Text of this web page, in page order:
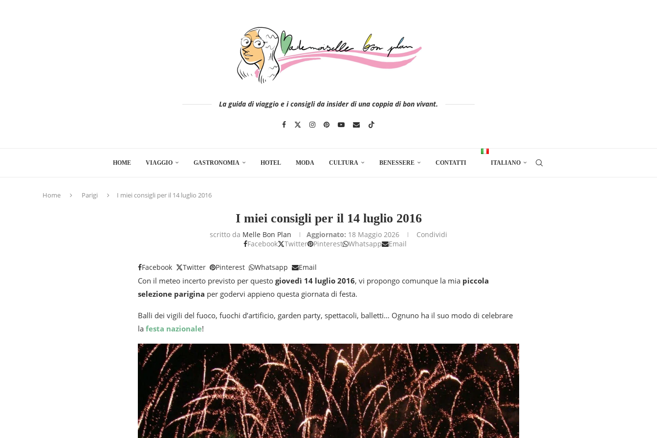
La guida di viaggio e i consigli da insider di una coppia di bon vivant.
HOME VIAGGIO GASTRONOMIA HOTEL MODA CULTURA BENESSERE CONTATTI ITALIANO
Home Parigi I miei consigli per il 14 luglio 2016
I miei consigli per il 14 luglio 2016
scritto da Melle Bon Plan Aggiornato: 18 Maggio 2026
Condividi
Facebook
Twitter Pinterest Whatsapp Email
Facebook Twitter Pinterest Whatsapp Email
Con il meteo incerto previsto per questo giovedì 14 luglio 2016, vi propongo comunque la mia piccola
selezione parigina per godervi appieno questa giornata di festa.
Balli dei vigili del fuoco, fuochi d’artificio, garden party, spettacoli, balletti… Ognuno ha il suo modo di celebrare
la festa nazionale!